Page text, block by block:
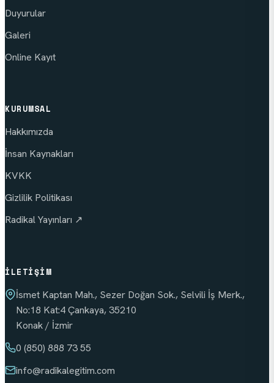
Duyurular
Galeri
Online Kayıt
KURUMSAL
Hakkımızda
İnsan Kaynakları
KVKK
Gizlilik Politikası
Radikal Yayınları ↗
İLETIŞIM
İsmet Kaptan Mah., Sezer Doğan Sok., Selvili İş Merk.,
No:18 Kat:4 Çankaya, 35210
Konak / İzmir
0 (850) 888 73 55
info@radikalegitim.com